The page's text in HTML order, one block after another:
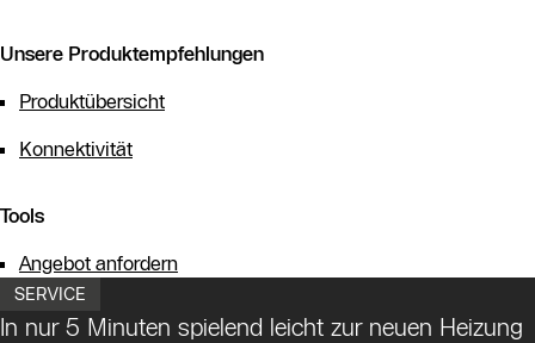
Unsere Produktempfehlungen
Produktübersicht
Konnektivität
Tools
Angebot anfordern
SERVICE
In nur 5 Minuten spielend leicht zur neuen Heizung